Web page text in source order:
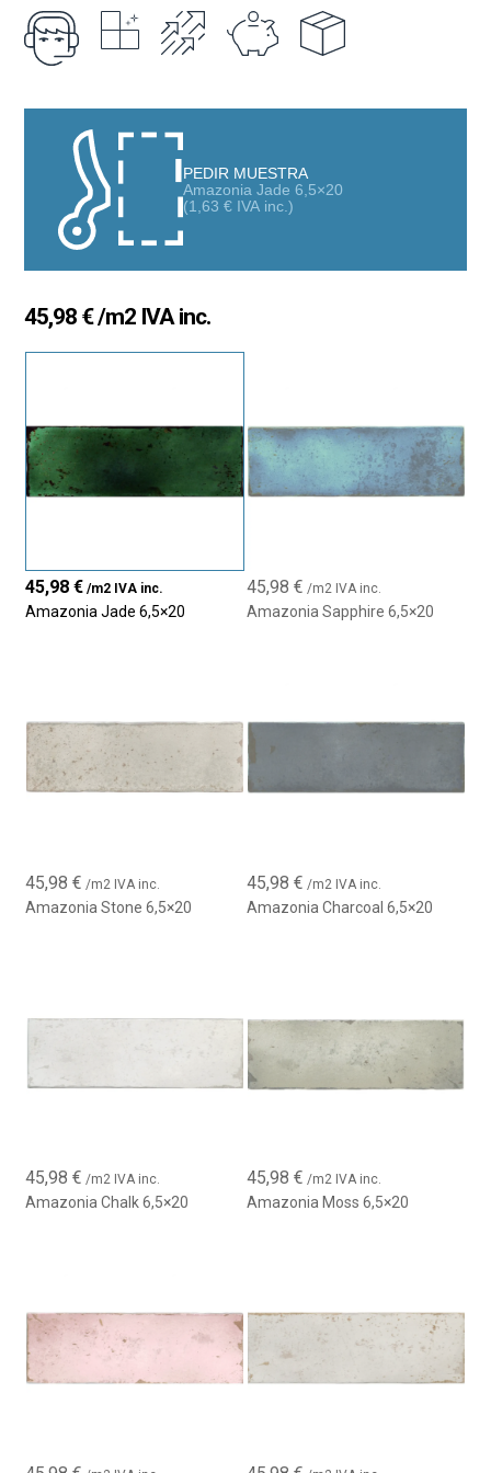
dinamismo, generando un juego de destellos y tonalidades que
llenan cualquier espacio de vida y personalidad.
intensos y profundos hasta matices suaves y luminosos. Los
resultados son ambientes
elegancia contemporánea, perfectos para quienes buscan un
revestimiento con carácter propio.
Colores que transforman el espacio
sensación cambiante según la iluminación. Ideal para
baños o zonas decorativas, su superficie capta y refleja la luz
× 12,5 cm
, lo que permite combinar piezas y jugar con
composiciones creativas.
Amazonia es una propuesta actual,
atrevida y llena de estilo: una invitación a experimentar con el
PEDIR MUESTRA
Amazonia Jade 6,5×20
(1,63 € IVA inc.)
45,98 €/m2 IVA inc.
45,98€ /m2 IVA inc.
Amazonia Jade 6,5×20
45,98 € /m2 IVA inc.
Amazonia Sapphire 6,5×20
45,98€ /m2 IVA inc.
Amazonia Stone 6,5×20
45,98 € /m2 IVA inc.
Amazonia Charcoal 6,5×20
45,98€ /m2 IVA inc.
Amazonia Chalk 6,5×20
45,98 € /m2 IVA inc.
Amazonia Moss 6,5×20